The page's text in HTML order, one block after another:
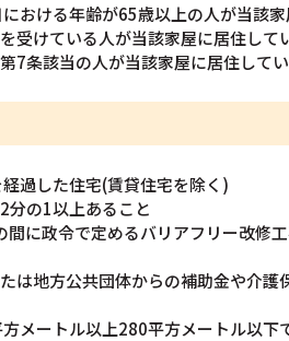
おける年齢が65歳以上の人が当該
受けている人が当該家屋に居住して
7条該当の人が当該家屋に居住して
過した住宅(賃貸住宅を除く)
分の1以上あること
に政令で定めるバリアフリー改修
は地方公共団体からの補助金や介
メートル以上280平方メートル以下